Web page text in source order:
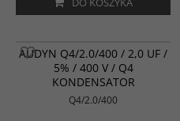
AUDYN Q4/2.0/400 / 2,0 UF /
5% / 400 V / Q4
KONDENSATOR
Q4/2.0/400